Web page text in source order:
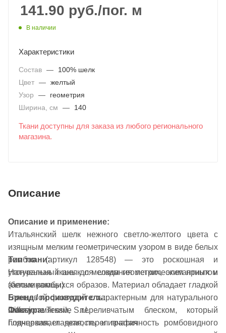
141.90 руб./пог. м
В наличии
Характеристики
Состав —
100% шелк
Цвет — желтый
Узор
—
геометрия
Ширина, см
— 140
Ткани доступны для заказа из любого регионального
магазина.
Описание
Описание и применение:
Итальянский шелк нежного светло-желтого цвета с
изящным мелким геометрическим узором в виде белых
ромбов (артикул 128548) — это роскошная и
утонченная ткань для создания легких, элегантных и
запоминающихся образов. Материал обладает гладкой
глянцевой фактурой с характерным для натурального
шелка мягким, переливчатым блеском, который
подчеркивает четкость и графичность ромбовидного
Тип ткани:
Натуральный шелк с мелким геометрическим принтом
(белые ромбы)
Фактура:
Глянцевая, гладкая, переливчатая
Бренд / производитель:
Diffusione Tessile S.r.l.